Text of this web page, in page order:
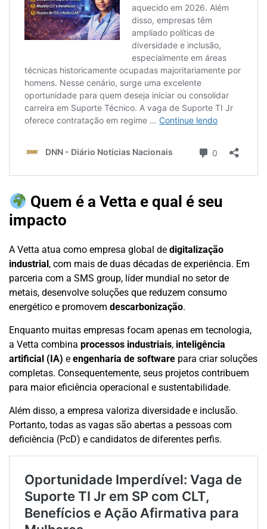
Quem é a Vetta e qual é seu
impacto
A Vetta atua como empresa global de digitalização
industrial, com mais de duas décadas de experiência. Em
parceria com a SMS group, líder mundial no setor de
metais, desenvolve soluções que reduzem consumo
energético e promovem descarbonização.
Enquanto muitas empresas focam apenas em tecnologia,
a Vetta combina processos industriais, inteligência
artificial (IA) e engenharia de software para criar soluções
completas. Consequentemente, seus projetos contribuem
para maior eficiência operacional e sustentabilidade.
Além disso, a empresa valoriza diversidade e inclusão.
Portanto, todas as vagas são abertas a pessoas com
deficiência (PcD) e candidatos de diferentes perfis.